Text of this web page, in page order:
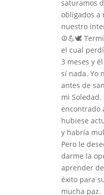
saturamos
obligados a
nuestro
☮💪🕊
el cual
3 meses y
sí nada. Yo
antes de
mi
encontrado
hubiese
y habría
Pero le
darme la
aprender
éxito para
mucha paz.